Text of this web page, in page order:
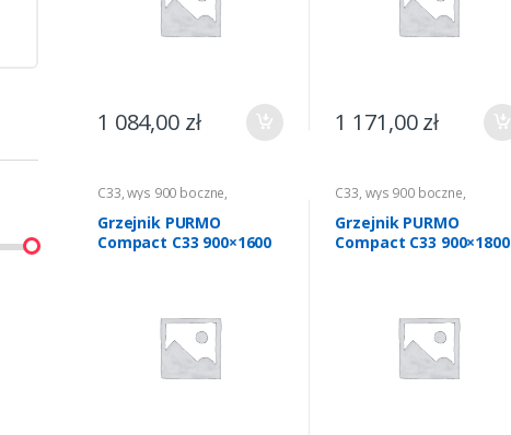
1 084,00 zł 1 171,00zł
C33,wys 900 boczne,
Ogrzewanie Grzejniki CO
Grzejnik PURMO
Compact C33 900×1600
C33, wys 900 boczne,
Ogrzewanie Grzejniki CO
Grzejnik PURMO
Compact C33 900×1800